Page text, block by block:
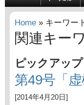
Home » キーワー
関連キー
ピックアップ
第49号「
[2014年4月20日]